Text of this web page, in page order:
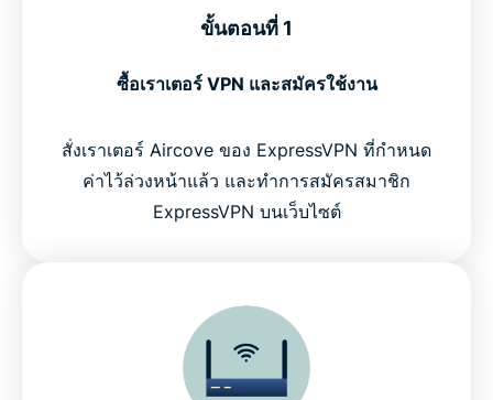
ขั้นตอนที่ 1
ซื้อเราเตอร์ VPN และสมัครใช้งาน
สั่งเราเตอร์ Aircove ของ ExpressVPN ที่กำหนด
ค่าไว้ล่วงหน้าแล้ว และทำการสมัครสมาชิก
ExpressVPN บนเว็บไซต์